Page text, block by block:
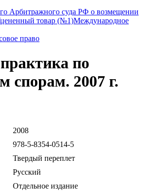
Арбитражного суда РФ о возмещении
товар (№1)Международное
право
по
спорам. 2007 г.
2008
978-5-8354-0514-5
Твердый переплет
Русский
Отдельное издание